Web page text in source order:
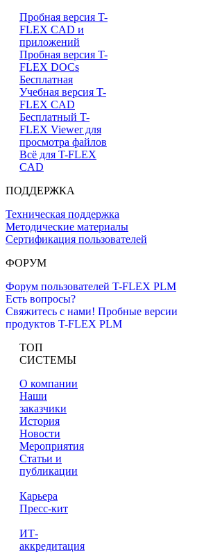
Пробная версия T-
FLEX CAD и
приложений
Пробная версия T-
FLEX DOCs
Бесплатная
Учебная версия T-
FLEX CAD
Бесплатный T-
FLEX Viewer для
просмотра файлов
Всё для T-FLEX
CAD
ПОДДЕРЖКА
Техническая поддержка
Методические материалы
Сертификация пользователей
ФОРУМ
Форум пользователей T-FLEX PLM
Есть вопросы?
Свяжитесь с нами! Пробные версии
продуктов T-FLEX PLM
ТОП
СИСТЕМЫ
О компании
Наши
заказчики
История
Новости
Мероприятия
Статьи и
публикации
Карьера
Пресс-кит
ИТ-
аккредитация